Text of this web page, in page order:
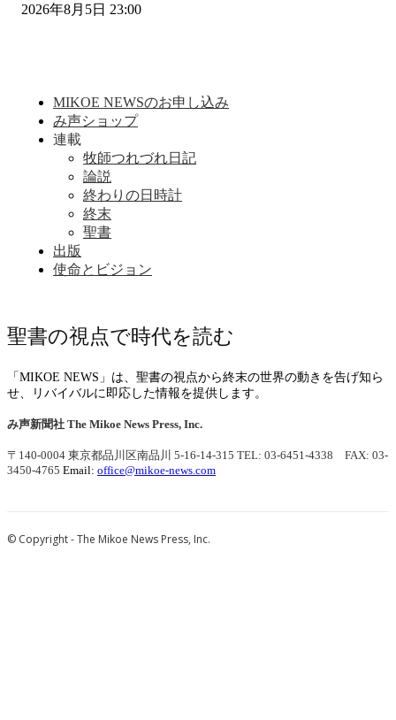
2026年8月5日 23:00
MIKOE NEWSのお申し込み
み声ショップ
連載
牧師つれづれ日記
論説
終わりの日時計
終末
聖書
出版
使命とビジョン
聖書の視点で時代を読む
「MIKOE NEWS」は、聖書の視点から終末の世界の動きを告げ知ら
せ、リバイバルに即応した情報を提供します。
み声新聞社 The Mikoe News Press, Inc.
〒140-0004 東京都品川区南品川 5-16-14-315 TEL: 03-6451-4338 FAX: 03-
3450-4765 Email: office@mikoe-news.com
© Copyright - The Mikoe News Press, Inc.